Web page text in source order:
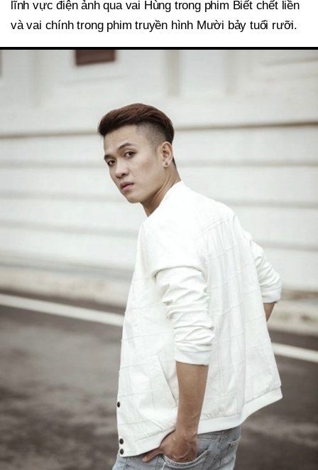
lĩnh vực điện ảnh qua vai Hùng trong phim Biết chết liền
và vai chính trong phim truyền hình Mười bảy tuổi rưỡi.